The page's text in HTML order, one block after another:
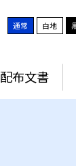
通常 白地
配布文書